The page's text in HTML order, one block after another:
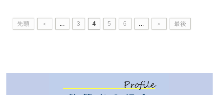
先頭 ＜ 3 4 5 6 ＞ 最後